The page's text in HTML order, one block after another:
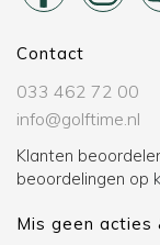
Contact
033 462 72 00
info@golftime.nl
Klanten
beoordelingen op
Mis geen acties